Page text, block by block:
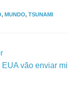
, MUNDO, TSUNAMI
EUA vão enviar